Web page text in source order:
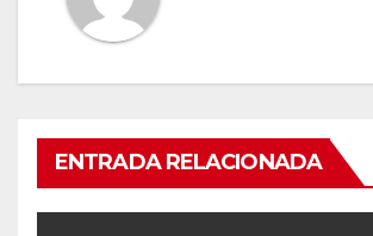
ENTRADA RELACIONADA